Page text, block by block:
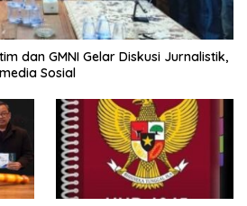
dan GMNI Gelar Diskusi Jurnalistik,
Sosial